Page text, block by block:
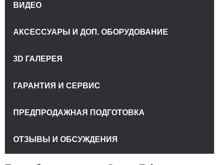
ВИДЕО
АКСЕССУАРЫ И ДОП. ОБОРУДОВАНИЕ
3D ГАЛЕРЕЯ
ГАРАНТИЯ И СЕРВИС
ПРЕДПРОДАЖНАЯ ПОДГОТОВКА
ОТЗЫВЫ И ОБСУЖДЕНИЯ